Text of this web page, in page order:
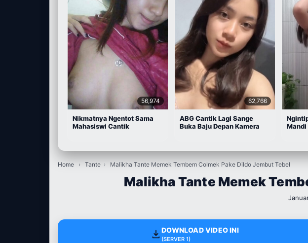
56,974
Nikmatnya Ngentot Sama
Mahasiswi Cantik
62,766
ABG Cantik Lagi Sange
Buka Baju Depan Kamera
Mandi
Home › Tante › Malikha Tante Memek Tembem Colmek Pake Dildo Jembut Tebel
Malikha Tante Memek
DOWNLOAD VIDEO INI
(SERVER 1)